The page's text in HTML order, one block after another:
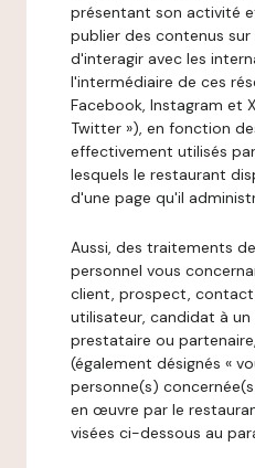
présentant son activité
publier des contenus
d'interagir avec les
l'intermédiaire de ces
Facebook, Instagram et
Twitter »), en fonction
effectivement utilisés
lesquels le restaurant
d'une page qu'il
Aussi, des traitements
personnel vous
client, prospect,
utilisateur, candidat à un
prestataire ou
(également désignés «
personne(s)
en œuvre par le
visées ci-dessous au